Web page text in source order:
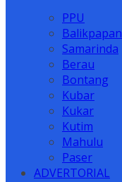
PPU
Balikpapan
Samarinda
Berau
Bontang
Kubar
Kukar
Kutim
Mahulu
Paser
ADVERTORIAL